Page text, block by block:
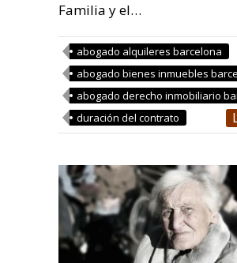
Familia y el…
abogado alquileres barcelona
abogado bienes inmuebles
abogado derecho inmobiliario
duración del contrato